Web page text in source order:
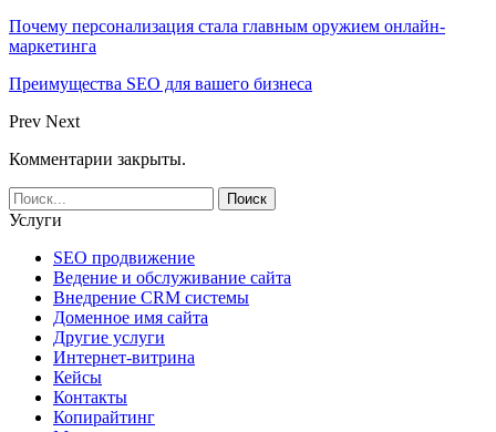
Почему персонализация стала главным оружием онлайн-
маркетинга
Преимущества SEO для вашего бизнеса
Prev Next
Комментарии закрыты.
Услуги
SEO продвижение
Ведение и обслуживание сайта
Внедрение CRM системы
Доменное имя сайта
Другие услуги
Интернет-витрина
Кейсы
Контакты
Копирайтинг